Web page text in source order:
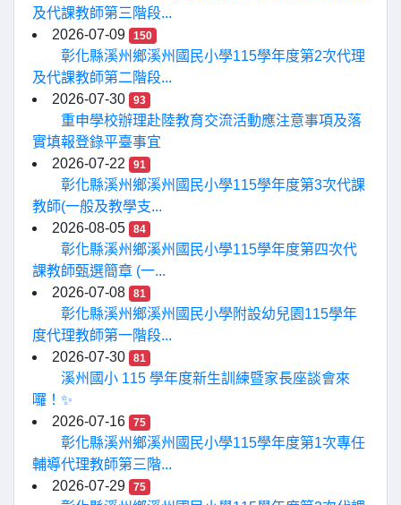
及代課教師第三階段...
2026-07-09
150
彰化縣溪州鄉溪州國民小學115學年度第2次代理
及代課教師第二階段...
2026-07-30
93
重申學校辦理赴陸教育交流活動應注意事項及落
實填報登錄平臺事宜
2026-07-22
91
彰化縣溪州鄉溪州國民小學115學年度第3次代課
教師(一般及教學支...
2026-08-05
84
彰化縣溪州鄉溪州國民小學115學年度第四次代
課教師甄選簡章 (一...
2026-07-08
81
彰化縣溪州鄉溪州國民小學附設幼兒園115學年
度代理教師第一階段...
2026-07-30
81
溪州國小 115 學年度新生訓練暨家長座談會來
囉！✨
2026-07-16
75
彰化縣溪州鄉溪州國民小學115學年度第1次專任
輔導代理教師第三階...
2026-07-29
75